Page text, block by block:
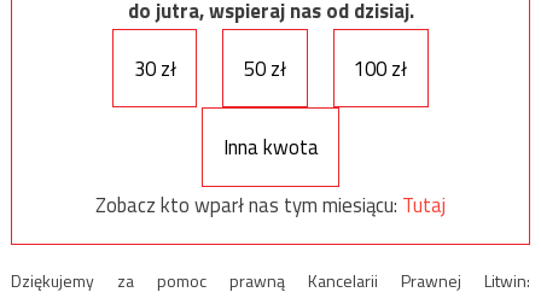
do jutra, wspieraj nas od dzisiaj.
30 zł
50 zł 100 zł
Inna kwota
Zobacz kto wparł nas tym miesiącu: Tutaj
Dziękujemy za pomoc prawną Kancelarii Prawnej Litwin: